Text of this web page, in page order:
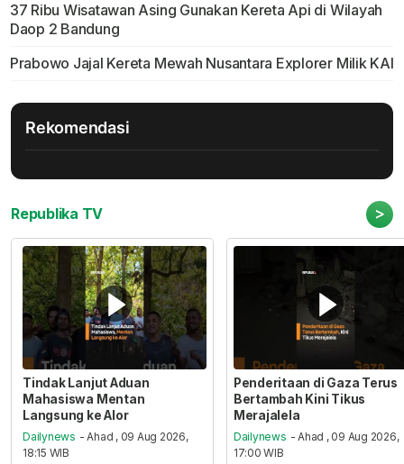
37 Ribu Wisatawan Asing Gunakan Kereta Api di Wilayah
Daop 2 Bandung
Prabowo Jajal Kereta Mewah Nusantara Explorer Milik KAI
Rekomendasi
Republika TV >
Tindak Lanjut Aduan
Mahasiswa Mentan
Langsung ke Alor
Dailynews - Ahad , 09 Aug 2026,
18:15 WIB
Penderitaan di Gaza Terus
Bertambah Kini Tikus
Merajalela
Dailynews - Ahad , 09 Aug 2026,
17:00 WIB